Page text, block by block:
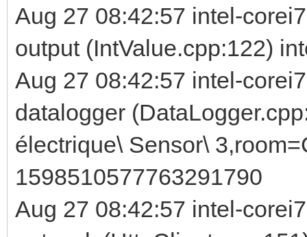
Aug 27 08:42:57 intel-
output (IntValue.cpp:122)
Aug 27 08:42:57 intel-
datalogger
électrique\ Sensor\
1598510577763291790
Aug 27 08:42:57 intel-